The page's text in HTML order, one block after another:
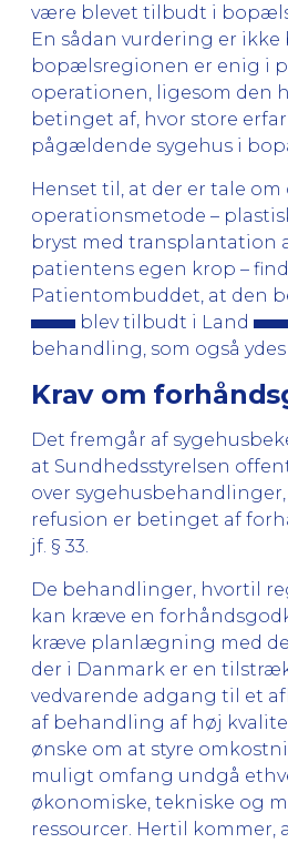
være blevet tilbudt i
En sådan vurdering er
bopælsregionen er enig i
operationen, ligesom den
betinget af, hvor store
pågældende sygehus i
Henset til, at der er tale om
operationsmetode –
bryst med transplantation
patientens egen krop –
Patientombuddet, at den
blev tilbudt i Land
behandling, som også
Krav om
Det fremgår af
at Sundhedsstyrelsen
over
refusion er betinget af
jf. § 33.
De behandlinger, hvortil
kan kræve en
kræve planlægning med
der i Danmark er en
vedvarende adgang til et
af behandling af høj
ønske om at styre
muligt omfang undgå
økonomiske, tekniske og
ressourcer. Hertil